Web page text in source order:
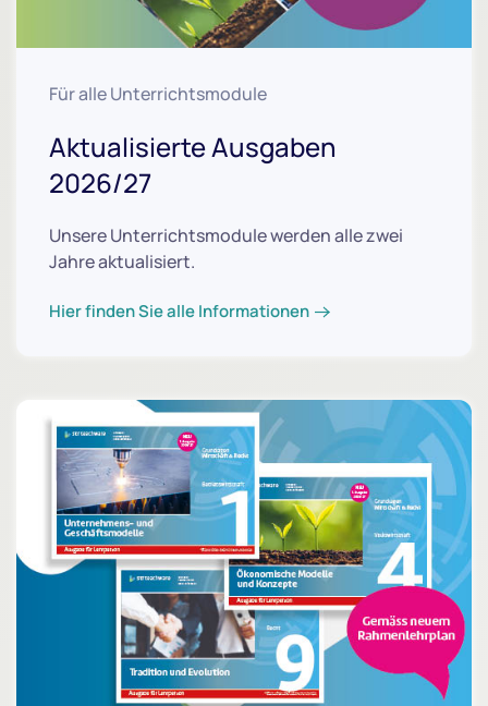
Für alle Unterrichtsmodule
Aktualisierte Ausgaben
2026/27
Unsere Unterrichtsmodule werden alle zwei
Jahre aktualisiert.
Hier finden Sie alle Informationen